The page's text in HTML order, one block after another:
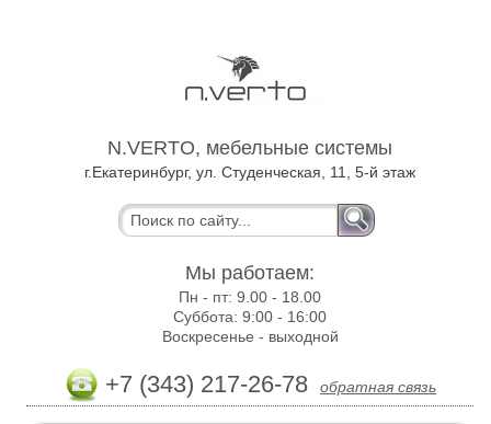
N.VERTO, мебельные системы
г.Екатеринбург, ул. Студенческая, 11, 5-й этаж
Мы работаем:
Пн - пт:9.00 - 18.00
Суббота:9:00 - 16:00
Воскресенье - выходной
+7 (343) 217-26-78 обратная связь